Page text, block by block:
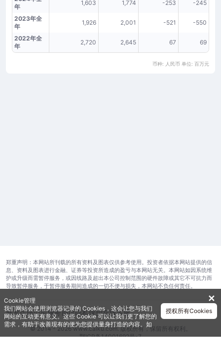
年
1,603 1,774 -253 -245
2023年全
年
1,926 2,001 -521 -550
2022年全
年
2,720 2,645 67 69
币种: 人民币 单位: 百万元
郑重声明：本网站所刊载的所有资料及图表仅供参考使用。投资者依据本网站提供的信
息、资料及图表进行金融、证券等投资所造成的盈亏与本网站无关。本网站如因系统维
护或升级而需暂停服务，或因线路及超出本公司控制范围的硬件故障或其它不可抗力而
导致暂停服务，于暂停服务期间造成的一切不便与损失，本网站不负任何责任。
开发运维公司服务协议隐私保护在线客服
© 2014 - 2026 www.caiku.com. 版权所有，保留所有权利。
鄂ICP备14001692号-7
✕
Cookie管理
我们网站会使用浏览器记录的 Cookies，这会让您与我们
网站的互动更有意义。这些 Cookie 可以让我们更了解您的
需求，有助于改善现有的便为您提供量身打造的内容。如
需获取更多有关我们使用的各种 Cookies 的信息，请查阅
授权所有Cookies